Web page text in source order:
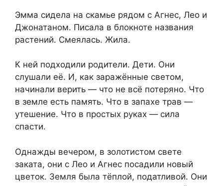
Эмма сидела на скамье рядом с Агнес, Лео и
Джонатаном. Писала в блокноте названия
растений. Смеялась. Жила.
К ней подходили родители. Дети. Они
слушали её. И, как заражённые светом,
начинали верить — что не всё потеряно. Что
в земле есть память. Что в запахе трав —
утешение. Что в простых руках — сила
спасти.
Однажды вечером, в золотистом свете
заката, они с Лео и Агнес посадили новый
цветок. Земля была тёплой, податливой. Они